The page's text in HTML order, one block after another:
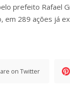
prefeito Rafael
em 289 ações já
on Twitter